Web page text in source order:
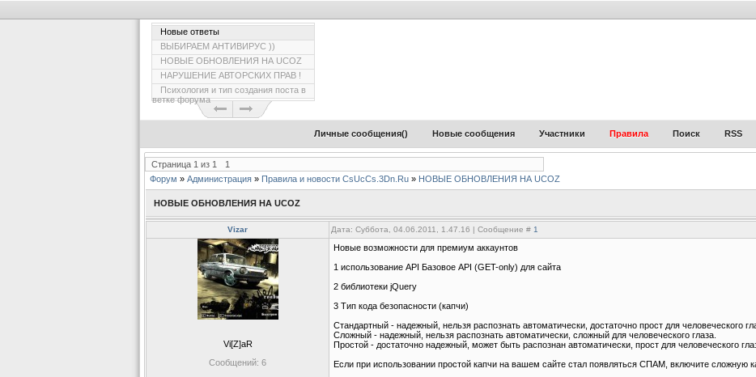
Новые ответы
ВЫБИРАЕМ АНТИВИРУС ))
НОВЫЕ ОБНОВЛЕНИЯ НА UCOZ
НАРУШЕНИЕ АВТОРСКИХ ПРАВ !
Психология и тип создания поста в
ветке форума
Личные сообщения() Новые сообщения Участники Правила Поиск RSS
Страница 1 из 1
1
Форум » Администрация » Правила и новости CsUcCs.3Dn.Ru » НОВЫЕ ОБНОВЛЕНИЯ НА UCOZ
НОВЫЕ ОБНОВЛЕНИЯ НА UCOZ
Vizar Дата: Суббота, 04.06.2011, 1.47.16 | Сообщение # 1
Vi[Z]aR
Сообщений: 6
Новые возможности для премиум аккаунтов
1 использование API Базовое API (GET-only) для сайта
2 библиотеки jQuery
3 Тип кода безопасности (капчи)
Стандартный - надежный, нельзя распознать автоматически, достаточно прост для человеческого
Сложный - надежный, нельзя распознать автоматически, сложный для человеческого глаза.
Простой - достаточно надежный, может быть распознан автоматически, прост для человеческого
Если при использовании простой капчи на вашем сайте стал появляться СПАМ, включите сложную